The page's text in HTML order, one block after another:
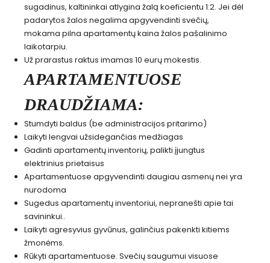
sugadinus, kaltininkai atlygina žalą koeficientu 1:2. Jei dėl
padarytos žalos negalima apgyvendinti svečių,
mokama pilna apartamentų kaina žalos pašalinimo
laikotarpiu.
Už prarastus raktus imamas 10 eurų mokestis.
APARTAMENTUOSE
DRAUDŽIAMA:
Stumdyti baldus (be administracijos pritarimo)
Laikyti lengvai užsidegančias medžiagas
Gadinti apartamentų inventorių, palikti įjungtus
elektrinius prietaisus
Apartamentuose apgyvendinti daugiau asmenų nei yra
nurodoma
Sugedus apartamentų inventoriui, nepranešti apie tai
savininkui..
Laikyti agresyvius gyvūnus, galinčius pakenkti kitiems
žmonėms.
Rūkyti apartamentuose. Svečių saugumui visuose